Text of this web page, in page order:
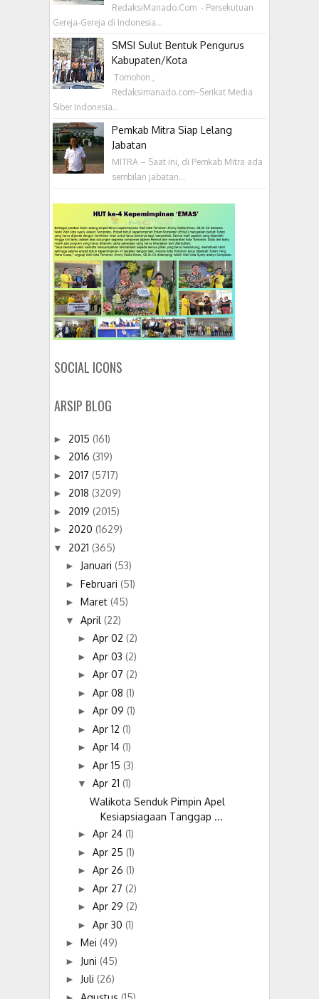
RedaksiManado.Com - Persekutuan
Gereja-Gereja di Indonesia...
SMSI Sulut Bentuk Pengurus
Kabupaten/Kota
‎ Tomohon ,
Redaksimanado.com~Serikat Media
Siber Indonesia...
Pemkab Mitra Siap Lelang
Jabatan
MITRA – Saat ini, di Pemkab Mitra ada
sembilan jabatan...
SOCIAL ICONS
ARSIP BLOG
► 2015 (161)
► 2016 (319)
► 2017 (5717)
► 2018 (3209)
► 2019 (2015)
► 2020 (1629)
▼ 2021 (365)
► Januari (53)
► Februari (51)
► Maret (45)
▼ April (22)
► Apr 02 (2)
► Apr 03 (2)
► Apr 07 (2)
► Apr 08 (1)
► Apr 09 (1)
► Apr 12 (1)
► Apr 14 (1)
► Apr 15 (3)
▼ Apr 21 (1)
Walikota Senduk Pimpin Apel
Kesiapsiagaan Tanggap ...
► Apr 24 (1)
► Apr 25 (1)
► Apr 26 (1)
► Apr 27 (2)
► Apr 29 (2)
► Apr 30 (1)
► Mei (49)
► Juni (45)
► Juli (26)